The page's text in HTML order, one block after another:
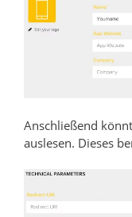
Anschließend
auslesen. Dieses